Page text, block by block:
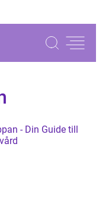
- Din Guide till